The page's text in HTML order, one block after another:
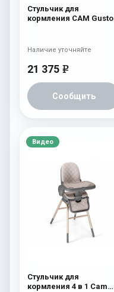
Стульчик для
кормления CAM Gusto
21 375 e
Сообщить
Наличие уточняйте
Видео
Стульчик для
кормления 4 в 1 Cam